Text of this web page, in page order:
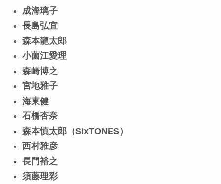
成海璃子
長島弘宜
森本龍太郎
小薗江愛理
森崎博之
宮地雅子
海東健
石橋杏奈
森本慎太郎（SixTONES）
西村雅彦
長門裕之
須藤理彩